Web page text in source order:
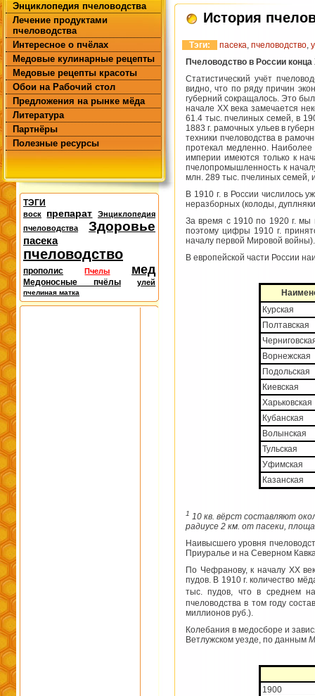
Энциклопедия пчеловодства
Лечение продуктами
пчеловодства
Интересное о пчёлах
Медовые кулинарные рецепты
Медовые рецепты красоты
Обои на Рабочий стол
Предложения на рынке мёда
Литература
Партнёры
Полезные ресурсы
ТЭГИ
воск препарат
Энциклопедия
пчеловодства
Здоровье
пасека
пчеловодство
прополис Пчелы мед
Медоносные пчёлы улей
пчелиная матка
История
Тэги: пасека, пчеловодство,
Пчеловодство в России
Статистический учёт
видно, что по ряду причин
губерний сокращалось. Это
начале XX века замечается
61.4 тыс. пчелиных семей, в
1883 г. рамочных ульев в
техники пчеловодства в
протекал медленно.
империи имеются только к
пчелопромышленность к
млн. 289 тыс. пчелиных семей,
В 1910 г. в России числилось
неразборных (колоды,
За время с 1910 по 1920 г. мы
поэтому цифры 1910 г.
началу первой Мировой войны).
В европейской части России
Курская
Полтавская
Ворнежская
Подольская
Киевская
Харьковская
Кубанская
Волынская
Тульская
Уфимская
Казанская
1 10 кв. вёрст составляют
радиусе 2 км. от пасеки,
Наивысшего уровня
Приуралье и на Северном
По Чефранову, к началу XX
пудов. В 1910 г. количество
тыс. пудов, что в среднем
пчеловодства в том году
миллионов руб.).
Колебания в медосборе и
Ветлужском уезде, по данным
1900